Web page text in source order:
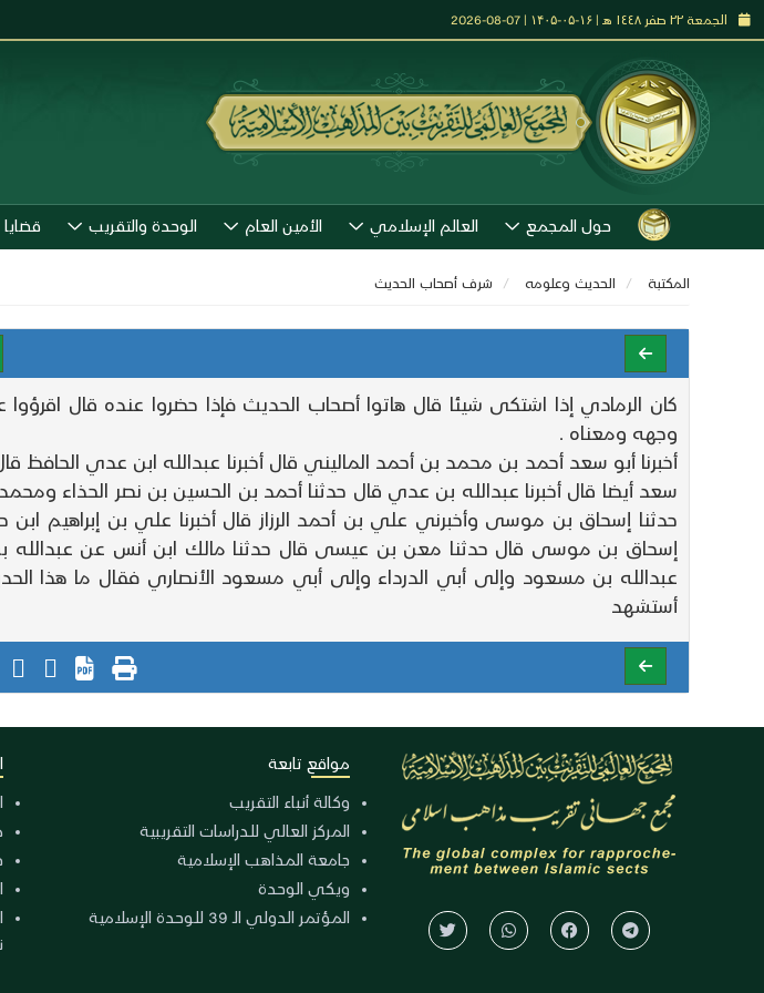
الجمعة ٢٢ صفر ١٤٤٨ هـ | ۱۶-۰۵-۱۴۰۵ | 07-08-2026
حول المجمع العالم الإسلامي الأمين العام الوحدة والتقريب قضايا
المكتبة الحديث وعلومه شرف أصحاب الحديث
كان الرمادي إذا اشتكى شيئا قال هاتوا أصحاب الحديث فإذا حضروا عنده قال
وجهه ومعناه .
أخبرنا أبو سعد أحمد بن محمد بن أحمد الماليني قال أخبرنا عبدالله ابن عدي
سعد أيضا قال أخبرنا عبدالله بن عدي قال حدثنا أحمد بن الحسين بن نصر الحذاء
حدثنا إسحاق بن موسى وأخبرني علي بن أحمد الرزاز قال أخبرنا علي بن إبراهيم
إسحاق بن موسى قال حدثنا معن بن عيسى قال حدثنا مالك ابن أنس عن
عبدالله بن مسعود وإلى أبي الدرداء وإلى أبي مسعود الأنصاري فقال ما هذا
أستشهد
مواقع تابعة
وكالة أنباء التقريب
المركز العالي للدراسات التقريبية
جامعة المذاهب الإسلامية
ويكي الوحدة
المؤتمر الدولي الـ 39 للوحدة الإسلامية